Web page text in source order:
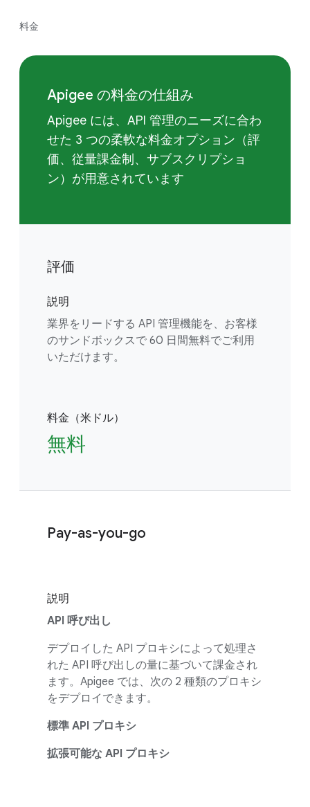
料金
Apigee の料金の仕組み
Apigee には、API 管理のニーズに合わ
せた 3 つの柔軟な料金オプション（評
価、従量課金制、サブスクリプショ
ン）が用意されています
評価
説明
業界をリードする API 管理機能を、お客様
のサンドボックスで 60 日間無料でご利用
いただけます。
料金（米ドル）
無料
Pay-as-you-go
説明
API 呼び出し
デプロイした API プロキシによって処理さ
れた API 呼び出しの量に基づいて課金され
ます。Apigee では、次の 2 種類のプロキシ
をデプロイできます。
標準 API プロキシ
拡張可能な API プロキシ